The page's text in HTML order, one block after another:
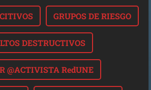
GRUPOS DE RIESGO
DESTRUCTIVOS
@ACTIVISTA RedUNE